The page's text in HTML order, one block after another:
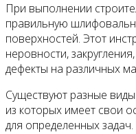
При выполнении
правильную
поверхностей. Этот
неровности,
дефекты на различных
Существуют разные
из которых имеет свои
для определенных задач.